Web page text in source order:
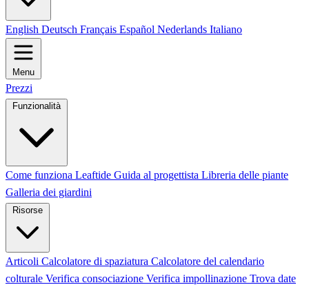
English Deutsch Français Español Nederlands Italiano
Menu
Prezzi
Funzionalità
Come funziona Leaftide Guida al progettista Libreria delle piante
Galleria dei giardini
Risorse
Articoli Calcolatore di spaziatura Calcolatore del calendario
colturale Verifica consociazione Verifica impollinazione Trova date